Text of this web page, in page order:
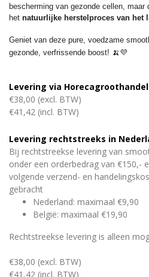
bescherming van gezonde cellen, maar
het natuurlijke herstelproces van het
Geniet van deze pure, voedzame
gezonde, verfrissende boost! 🍌 💜
Levering via Horecagroothandel
€38,00 (excl. BTW)
€41,42 (incl. BTW)
Levering rechtstreeks in
Bij rechtstreekse levering van
onder een orderbedrag van €150,-
volgende verzend- en
gebracht
Nederland: maximaal €9,90
België: maximaal €19,90
Rechtstreekse levering is alleen
€38,00 (excl. BTW)
€41,42 (incl. BTW)